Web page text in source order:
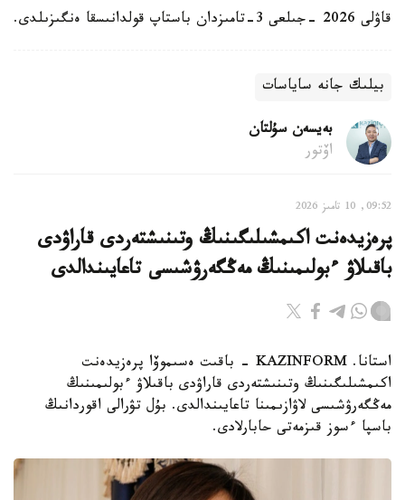
قاۋلى 2026 -جىلعى 3-تامىزدان باستاپ قولدانىسقا ەنگىزىلدى.
بيلىك جانە ساياسات
بەيسەن سۇلتان
اۆتور
09:52, 10 تامىز 2026
پرەزيدەنت اكىمشىلىگىنىڭ وتىنىشتەردى قاراۋدى
باقىلاۋ ءبولىمىنىڭ مەڭگەرۋشىسى تاعايىندالدى
استانا. KAZINFORM - باقىت ەسىموۆا پرەزيدەنت
اكىمشىلىگىنىڭ وتىنىشتەردى قاراۋدى باقىلاۋ ءبولىمىنىڭ
مەڭگەرۋشىسى لاۋازىمىنا تاعايىندالدى. بۇل تۋرالى اقوردانىڭ
باسپا ءسوز قىزمەتى حابارلادى.